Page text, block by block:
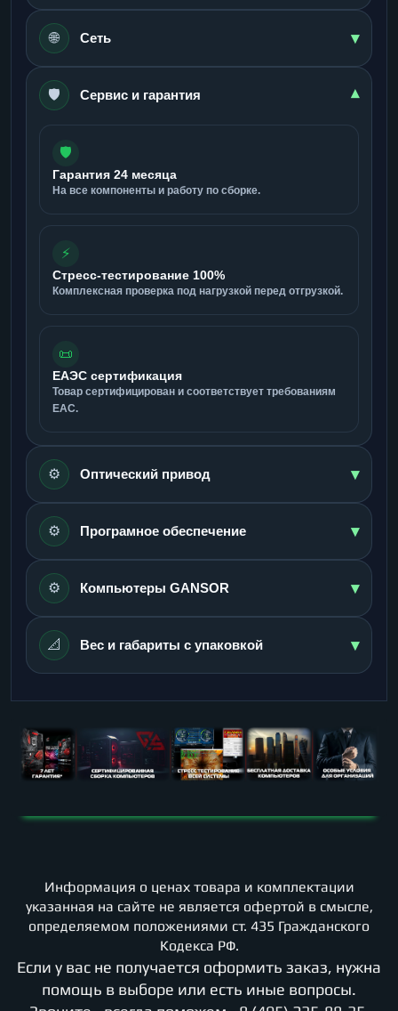
🌐 Сеть ▾
🛡️ Сервис и гарантия ▾
🛡️
Гарантия 24 месяца
На все компоненты и работу по сборке.
⚡
Стресс-тестирование 100%
Комплексная проверка под нагрузкой перед отгрузкой.
📜
ЕАЭС сертификация
Товар сертифицирован и соответствует требованиям
ЕАС.
⚙️ Оптический привод ▾
⚙️ Програмное обеспечение ▾
⚙️ Компьютеры GANSOR ▾
📐 Вес и габариты с упаковкой ▾
Информация о ценах товара и комплектации
указанная на сайте не является офертой в смысле,
определяемом положениями ст. 435 Гражданского
Кодекса РФ.
Если у вас не получается оформить заказ, нужна
помощь в выборе или есть иные вопросы.